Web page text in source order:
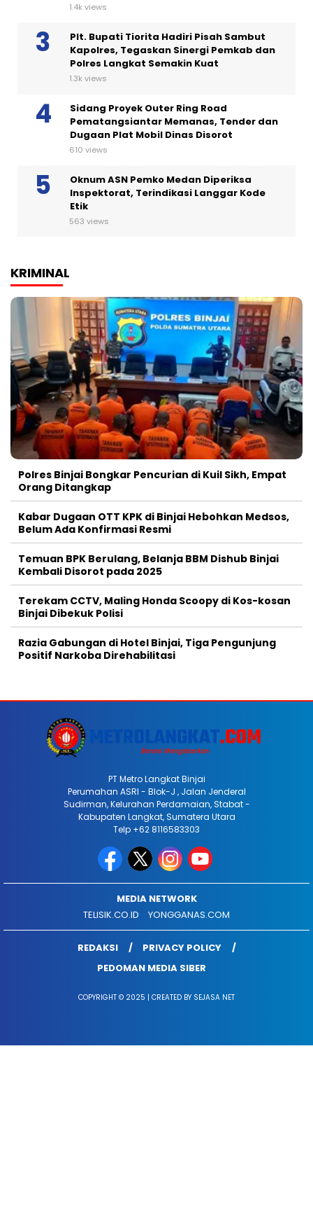
1.4k views
Plt. Bupati Tiorita Hadiri Pisah Sambut
Kapolres, Tegaskan Sinergi Pemkab dan
Polres Langkat Semakin Kuat
1.3k views
Sidang Proyek Outer Ring Road
Pematangsiantar Memanas, Tender dan
Dugaan Plat Mobil Dinas Disorot
610 views
Oknum ASN Pemko Medan Diperiksa
Inspektorat, Terindikasi Langgar Kode
Etik
563 views
KRIMINAL
Polres Binjai Bongkar Pencurian di Kuil Sikh, Empat
Orang Ditangkap
Kabar Dugaan OTT KPK di Binjai Hebohkan Medsos,
Belum Ada Konfirmasi Resmi
Temuan BPK Berulang, Belanja BBM Dishub Binjai
Kembali Disorot pada 2025
Terekam CCTV, Maling Honda Scoopy di Kos-kosan
Binjai Dibekuk Polisi
Razia Gabungan di Hotel Binjai, Tiga Pengunjung
Positif Narkoba Direhabilitasi
PT Metro Langkat Binjai
Perumahan ASRI - Blok-J , Jalan Jenderal
Sudirman, Kelurahan Perdamaian, Stabat -
Kabupaten Langkat, Sumatera Utara
Telp +62 8116583303
MEDIA NETWORK
TELISIK.CO.ID
YONGGANAS.COM
REDAKSI
PRIVACY POLICY
PEDOMAN MEDIA SIBER
COPYRIGHT © 2025 | CREATED BY SEJASA NET